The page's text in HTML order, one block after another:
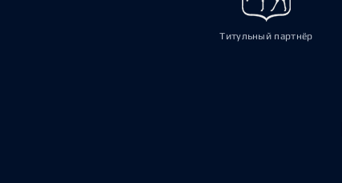
Титульный партнёр